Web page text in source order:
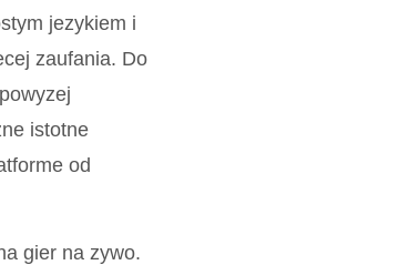
jezykiem i
zaufania. Do
istotne
od
gier na zywo.